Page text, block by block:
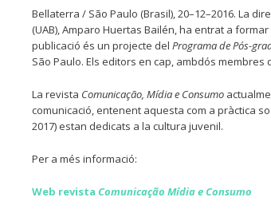
Bellaterra / São Paulo (Brasil), 20–12–2016. La
(UAB), Amparo Huertas Bailén, ha entrat a
publicació és un projecte del Programa de Pós-
São Paulo. Els editors en cap, ambdós membres
La revista Comunicação, Mídia e Consumo
comunicació, entenent aquesta com a pràctica
2017) estan dedicats a la cultura juvenil.
Per a més informació:
Web revista Comunicação Mídia e Consumo